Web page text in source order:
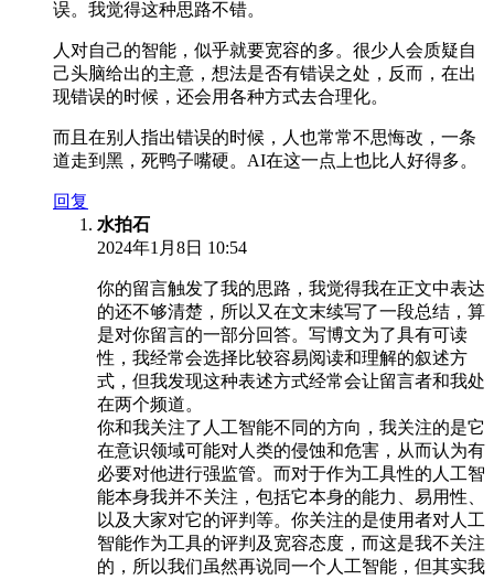
误。我觉得这种思路不错。
人对自己的智能，似乎就要宽容的多。很少人会质疑自
己头脑给出的主意，想法是否有错误之处，反而，在出
现错误的时候，还会用各种方式去合理化。
而且在别人指出错误的时候，人也常常不思悔改，一条
道走到黑，死鸭子嘴硬。AI在这一点上也比人好得多。
回复
水拍石
2024年1月8日 10:54
你的留言触发了我的思路，我觉得我在正文中表达
的还不够清楚，所以又在文末续写了一段总结，算
是对你留言的一部分回答。写博文为了具有可读
性，我经常会选择比较容易阅读和理解的叙述方
式，但我发现这种表述方式经常会让留言者和我处
在两个频道。
你和我关注了人工智能不同的方向，我关注的是它
在意识领域可能对人类的侵蚀和危害，从而认为有
必要对他进行强监管。而对于作为工具性的人工智
能本身我并不关注，包括它本身的能力、易用性、
以及大家对它的评判等。你关注的是使用者对人工
智能作为工具的评判及宽容态度，而这是我不关注
的，所以我们虽然再说同一个人工智能，但其实我